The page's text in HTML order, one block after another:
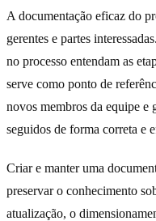
A documentação eficaz do
gerentes e partes
no processo entendam as
serve como ponto de
novos membros da equipe e
seguidos de forma correta e
Criar e manter uma
preservar o conhecimento
atualização, o